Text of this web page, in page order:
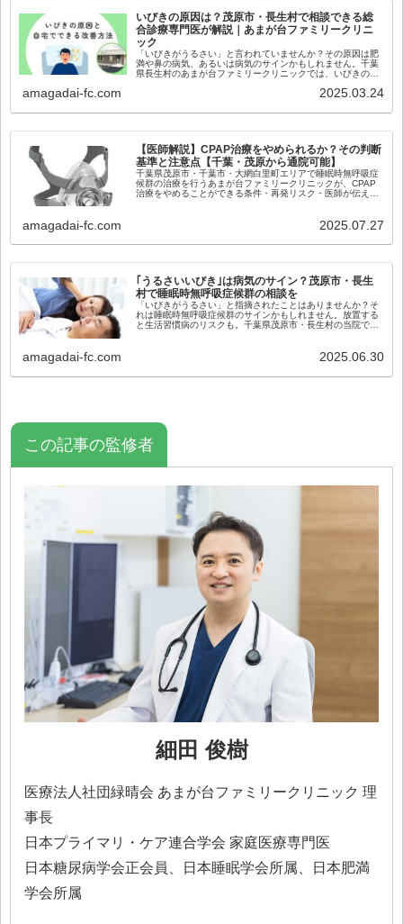
いびきの原因は？茂原市・長生村で相談できる総
合診療専門医が解説｜あまが台ファミリークリニ
ック
「いびきがうるさい」と言われていませんか？その原因は肥
満や鼻の病気、あるいは病気のサインかもしれません。千葉
県長生村のあまが台ファミリークリニックでは、いびきの原
amagadai-fc.com 2025.03.24
【医師解説】CPAP治療をやめられるか？その判断
基準と注意点【千葉・茂原から通院可能】
千葉県茂原市・千葉市・大網白里町エリアで睡眠時無呼吸症
候群の治療を行うあまが台ファミリークリニックが、CPAP
治療をやめることができる条件・再発リスク・医師が伝えた
amagadai-fc.com 2025.07.27
｢うるさいいびき｣は病気のサイン？茂原市・長生
村で睡眠時無呼吸症候群の相談を
「いびきがうるさい」と指摘されたことはありませんか？そ
れは睡眠時無呼吸症候群のサインかもしれません。放置する
と生活習慣病のリスクも。千葉県茂原市・長生村の当院で
amagadai-fc.com 2025.06.30
この記事の監修者
細田 俊樹
医療法人社団緑晴会 あまが台ファミリークリニック 理
事長
日本プライマリ・ケア連合学会 家庭医療専門医
日本糖尿病学会正会員、日本睡眠学会所属、日本肥満
学会所属